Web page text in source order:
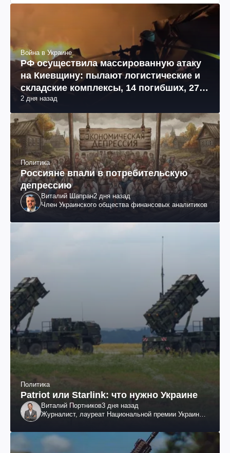
Война в Украине
РФ осуществила массированную атаку
на Киевщину: пылают логистические и
складские комплексы, 14 погибших, 27
раненых (фото, видео)
2 дня назад
Политика
Россияне впали в потребительскую
депрессию
Виталий Шапран2 дня назад
Член Украинского общества финансовых аналитиков
Политика
Patriot или Starlink: что нужно Украине
Виталий Портников3 дня назад
Журналист, лауреат Национальной премии Украины